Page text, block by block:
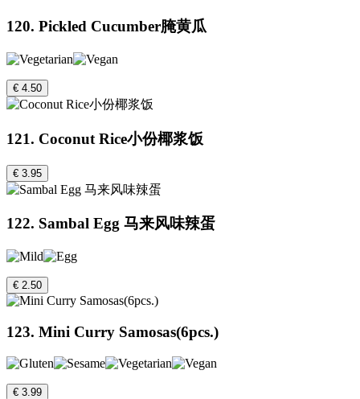
120. Pickled Cucumber腌黄瓜
€ 4.50
121. Coconut Rice小份椰浆饭
€ 3.95
122. Sambal Egg 马来风味辣蛋
€ 2.50
123. Mini Curry Samosas(6pcs.)
€ 3.99